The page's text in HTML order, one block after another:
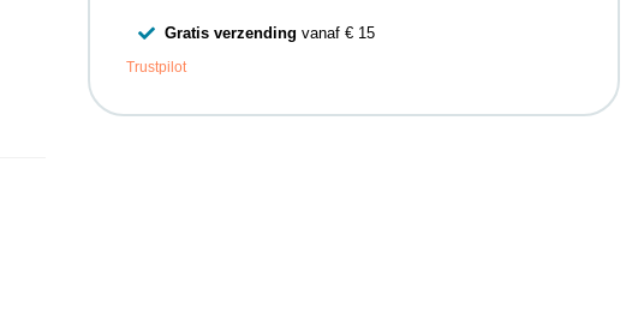
Gratis verzending vanaf € 15
Trustpilot